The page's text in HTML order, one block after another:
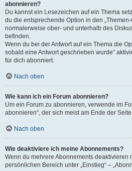
abonnieren?
Du kannst ein Lesezeichen auf ein Thema
du die entsprechende Option in den
normalerweise ober- und unterhalb des
befinden.
Wenn du bei der Antwort auf ein Thema die
sobald eine Antwort geschrieben wurde“
für dich abonniert.
Nach oben
Wie kann ich ein Forum abonnieren?
Um ein Forum zu abonnieren, verwende im
abonnieren“, der sich meist am Ende der
Nach oben
Wie deaktiviere ich meine Abonnements?
Wenn du mehrere Abonnements deaktivieren
persönlichen Bereich unter „Einstieg“ –